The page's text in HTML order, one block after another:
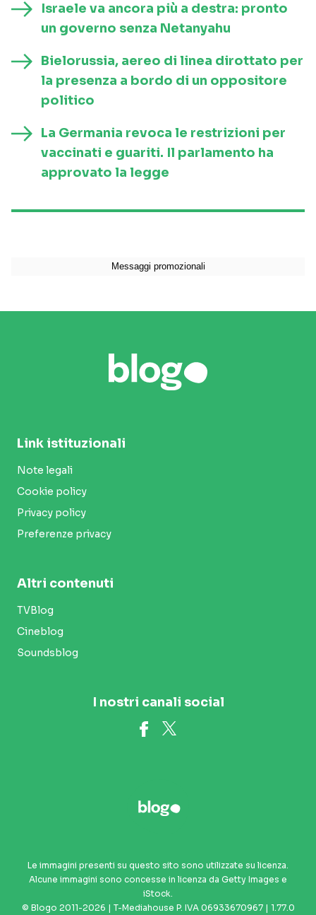
Israele va ancora più a destra: pronto
un governo senza Netanyahu
Bielorussia, aereo di linea dirottato per
la presenza a bordo di un oppositore
politico
La Germania revoca le restrizioni per
vaccinati e guariti. Il parlamento ha
approvato la legge
Link istituzionali
Note legali
Cookie policy
Privacy policy
Preferenze privacy
Altri contenuti
TVBlog
Cineblog
Soundsblog
I nostri canali social
Le immagini presenti su questo sito sono utilizzate su licenza.
Alcune immagini sono concesse in licenza da Getty Images e
iStock.
© Blogo 2011-2026 | T-Mediahouse P. IVA 06933670967 | 1.77.0